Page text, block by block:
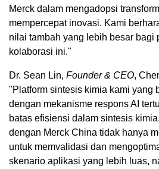
Merck dalam mengadopsi
mempercepat inovasi. Kami
nilai tambah yang lebih besar bagi
kolaborasi ini."
Dr. Sean Lin, Founder & CEO,
"Platform sintesis kimia kami yang
dengan mekanisme respons AI
batas efisiensi dalam sintesis
dengan Merck China tidak hanya
untuk memvalidasi dan
skenario aplikasi yang lebih luas,